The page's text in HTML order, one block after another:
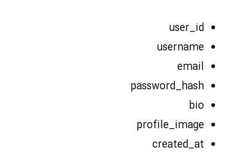
user_id
username
email
password_hash
bio
profile_image
created_at